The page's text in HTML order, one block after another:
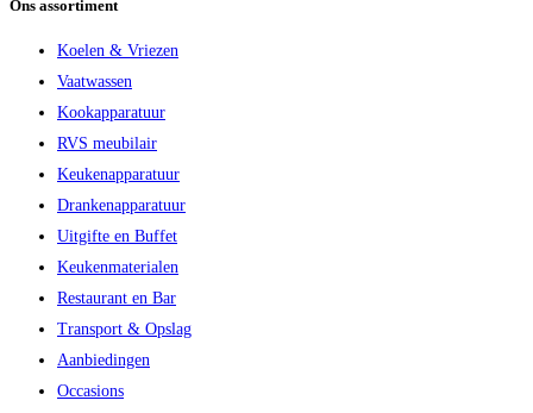
Ons assortiment
Koelen & Vriezen
Vaatwassen
Kookapparatuur
RVS meubilair
Keukenapparatuur
Drankenapparatuur
Uitgifte en Buffet
Keukenmaterialen
Restaurant en Bar
Transport & Opslag
Aanbiedingen
Occasions